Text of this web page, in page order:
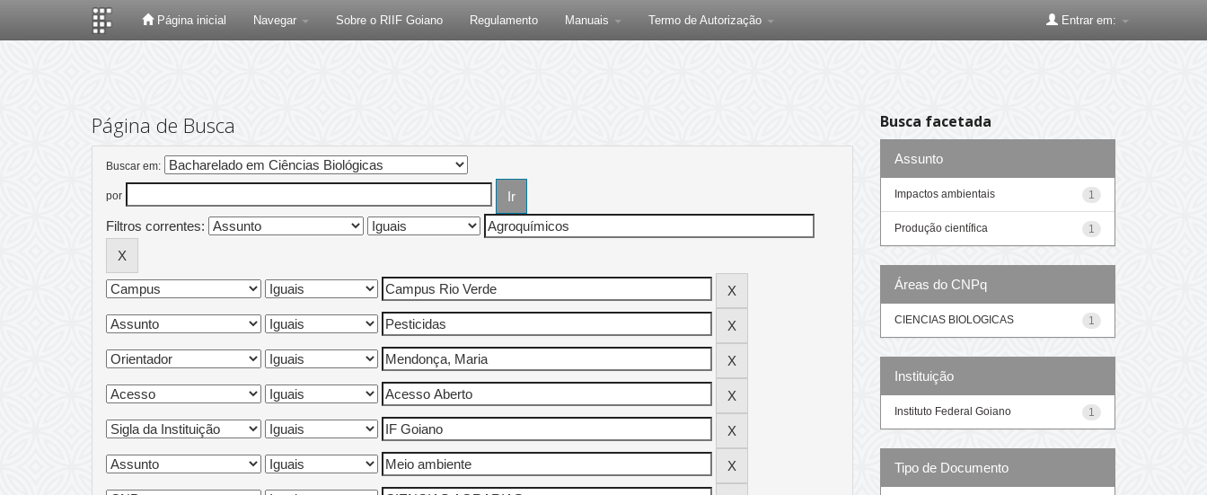
Página inicial Navegar Sobre o RIIF Goiano Regulamento Manuais Termo de Autorização Entrar em:
Página de Busca
Buscar em:
por
Filtros correntes:
Busca facetada
Assunto
1
Impactos ambientais
1
Produção científica
Áreas do CNPq
1
CIENCIAS BIOLOGICAS
Instituição
1
Instituto Federal Goiano
Tipo de Documento